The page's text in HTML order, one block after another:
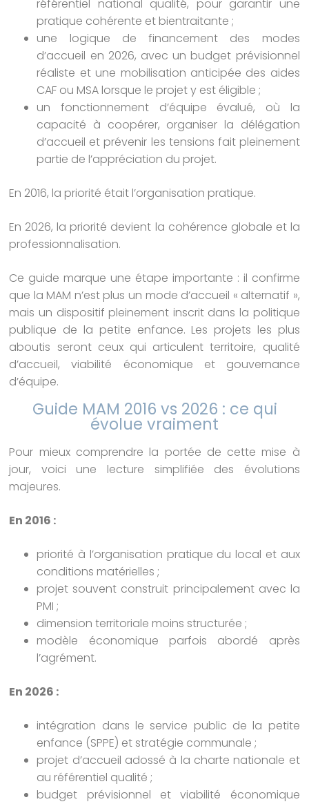
référentiel national qualité, pour garantir une
pratique cohérente et bientraitante ;
une logique de financement des modes
d’accueil en 2026, avec un budget prévisionnel
réaliste et une mobilisation anticipée des aides
CAF ou MSA lorsque le projet y est éligible ;
un fonctionnement d’équipe évalué, où la
capacité à coopérer, organiser la délégation
d’accueil et prévenir les tensions fait pleinement
partie de l’appréciation du projet.
En 2016, la priorité était l’organisation pratique.
En 2026, la priorité devient la cohérence globale et la
professionnalisation.
Ce guide marque une étape importante : il confirme
que la MAM n’est plus un mode d’accueil « alternatif »,
mais un dispositif pleinement inscrit dans la politique
publique de la petite enfance. Les projets les plus
aboutis seront ceux qui articulent territoire, qualité
d’accueil, viabilité économique et gouvernance
d’équipe.
Guide MAM 2016 vs 2026 : ce qui
évolue vraiment
Pour mieux comprendre la portée de cette mise à
jour, voici une lecture simplifiée des évolutions
majeures.
En 2016 :
priorité à l’organisation pratique du local et aux
conditions matérielles ;
projet souvent construit principalement avec la
PMI ;
dimension territoriale moins structurée ;
modèle économique parfois abordé après
l’agrément.
En 2026 :
intégration dans le service public de la petite
enfance (SPPE) et stratégie communale ;
projet d’accueil adossé à la charte nationale et
au référentiel qualité ;
budget prévisionnel et viabilité économique